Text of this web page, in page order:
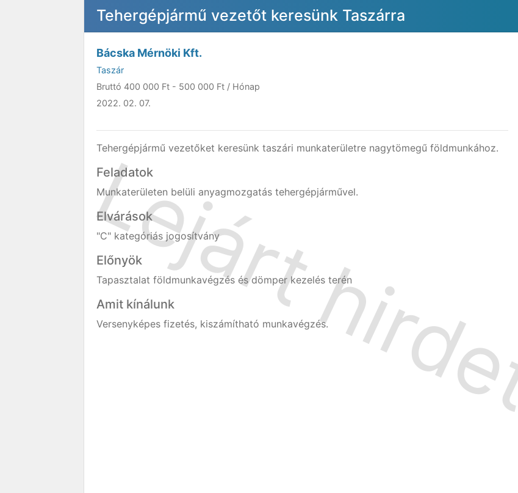
Tehergépjármű vezetőt keresünk Taszárra
Bácska Mérnöki Kft.
Taszár
Bruttó 400 000 Ft - 500 000 Ft / Hónap
2022. 02. 07.
Tehergépjármű vezetőket keresünk taszári munkaterületre nagytömegű földmunkához.
Feladatok
Munkaterületen belüli anyagmozgatás tehergépjárművel.
Elvárások
"C" kategóriás jogosítvány
Előnyök
Tapasztalat földmunkavégzés és dömper kezelés terén
Amit kínálunk
Versenyképes fizetés, kiszámítható munkavégzés.